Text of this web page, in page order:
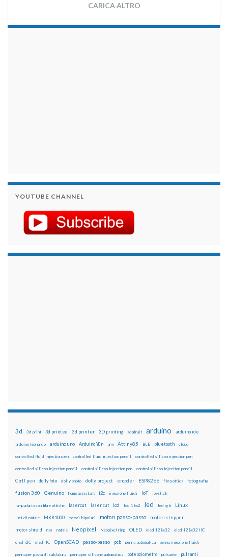
CARICA ALTRO
YOUTUBE CHANNEL
3d 3d print 3d printed 3d printer 3D printing adafruit arduino arduino ide
arduino leonardo arduino uno Arduino Yún arm Attiny85 BLE bluetooth cloud
controlled fluid injection pen controlled fluid injection pencil controlled silicon injection pen
controlled silicon injection pencil control silicon injection pen control silicon injection pencil
CtrlJ pen dolly foto dolly photo dolly project encoder ESP8266 fibra ottica fotografia
fusion 360 Genuino home assistant i2c iniezione fluidi IoT joystick
lampadario con fibre ottiche lasercut laser cut lcd lcd 16x2 led led rgb Linux
luci di natale MKR1000 motori bipolari motori passo-passo motori stepper
motor shield nas natale Neopixel Neopixel ring OLED oled 128x32 oled 128x32 IIC
oled i2C oled IIC OpenSCAD passo-passo pcb penna automatica penna iniezione fluidi
penna per pasta di saldatura penna per silicone automatica potenziometro pulsante pulsanti